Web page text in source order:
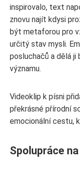
inspirovalo, text
znovu najít kdysi
být metaforou pro
určitý stav mysli.
posluchačů a dělá ji
významu.
Videoklip k písni
překrásné přírodní
emocionální cestu,
Spolupráce